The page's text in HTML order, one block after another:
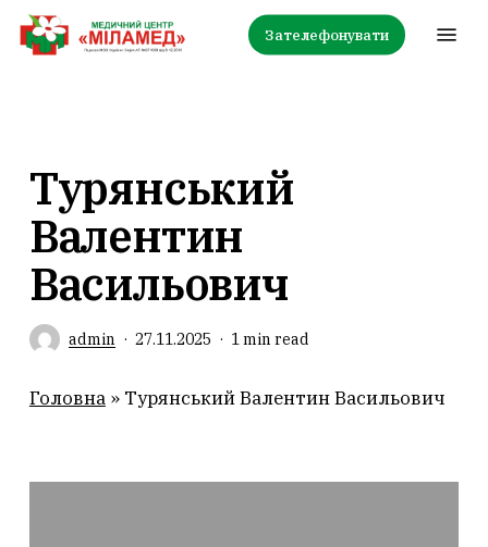
Skip
Зателефонувати
Турянський
Валентин
Васильович
admin 27.11.2025 1 min read
Головна» Турянський Валентин Васильович